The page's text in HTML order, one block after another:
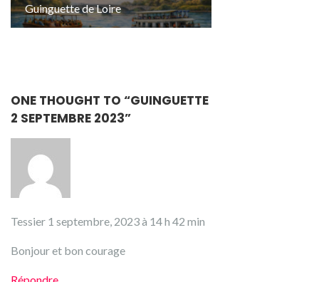
Guinguette de Loire
ONE THOUGHT TO “GUINGUETTE
2 SEPTEMBRE 2023”
Tessier 1 septembre, 2023 à 14 h 42 min
Bonjour et bon courage